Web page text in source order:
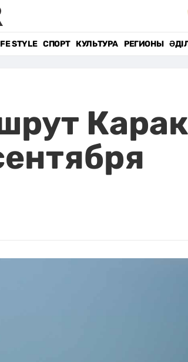
STYLE СПОРТ КУЛЬТУРА РЕГИОНЫ